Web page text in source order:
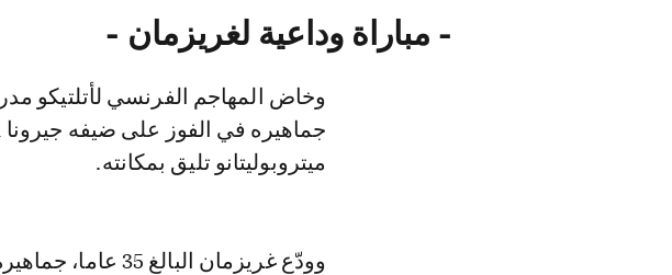
- مباراة وداعية لغريزمان -
وخاض المهاجم الفرنسي لأتلتيكو
ميتروبوليتانو تليق بمكانته.